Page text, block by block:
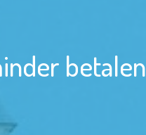
betalen